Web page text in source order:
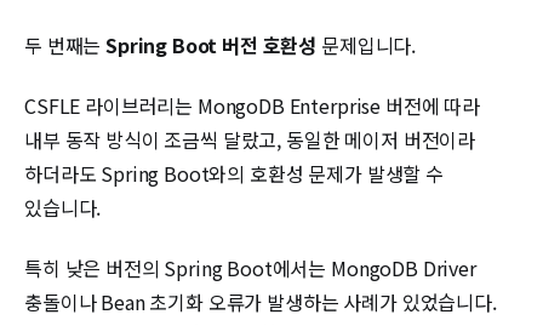
두 번째는Spring Boot 버전 호환성 문제입니다.
CSFLE 라이브러리는 MongoDB Enterprise 버전에 따라
내부 동작 방식이 조금씩 달랐고, 동일한 메이저 버전이라
하더라도 Spring Boot와의 호환성 문제가 발생할 수
있습니다.
특히 낮은 버전의 Spring Boot에서는 MongoDB Driver
충돌이나 Bean 초기화 오류가 발생하는 사례가 있었습니다.